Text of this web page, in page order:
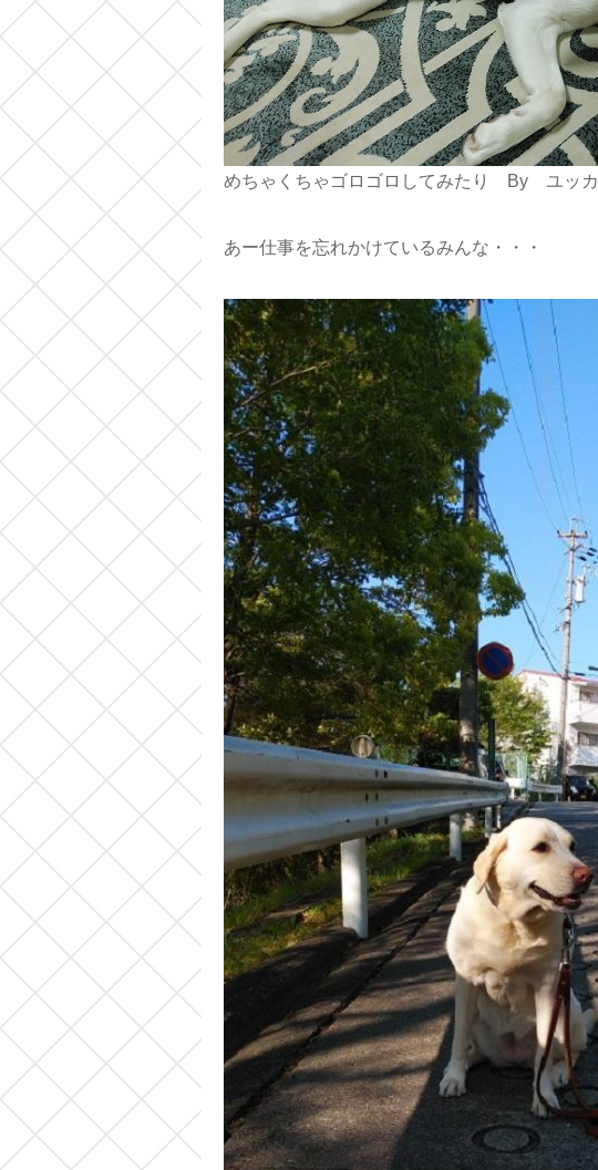
めちゃくちゃゴロゴロしてみたり By ユッカ
あー仕事を忘れかけているみんな・・・